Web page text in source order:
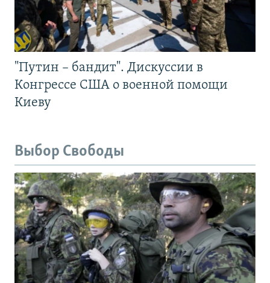
"Путин – бандит". Дискуссии в
Конгрессе США о военной помощи
Киеву
Выбор Свободы